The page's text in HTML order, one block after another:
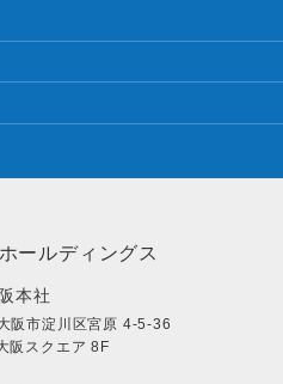
ールディングス
本社
阪市淀川区宮原 4-5-36
阪スクエア 8F